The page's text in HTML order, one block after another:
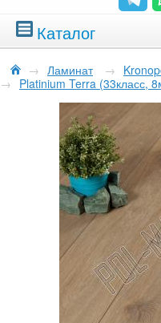
Каталог
→ Ламинат →
→ Platinium Terra (33класс,